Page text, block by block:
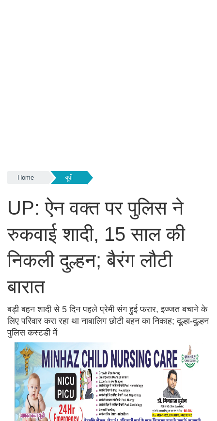
Home यूपी
UP: ऐन वक्त पर पुलिस ने
रुकवाई शादी, 15 साल की
निकली दुल्हन; बैरंग लौटी
बारात
बड़ी बहन शादी से 5 दिन पहले प्रेमी संग हुई फरार, इज्जत बचाने के
लिए परिवार करा रहा था नाबालिग छोटी बहन का निकाह; दूल्हा-दुल्हन
पुलिस कस्टडी में